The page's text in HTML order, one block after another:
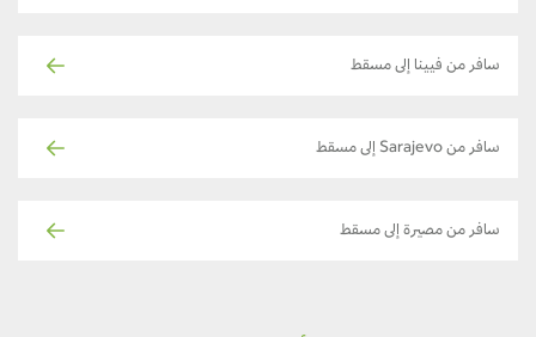
سافر من فيينا إلى مسقط
سافر من Sarajevo إلى مسقط
سافر من مصيرة إلى مسقط